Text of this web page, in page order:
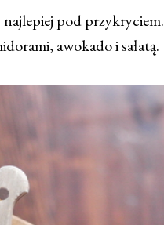
pod
awokado i sałatą.